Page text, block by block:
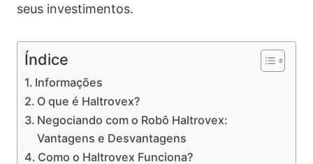
seus investimentos.
Índice
Informações
O que é Haltrovex?
Negociando com o Robô Haltrovex:
Vantagens e Desvantagens
Como o Haltrovex Funciona?